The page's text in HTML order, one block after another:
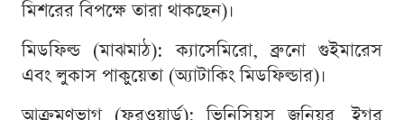
মিশরের বিপক্ষে তারা থাকছেন)।
মিডফিল্ড (মাঝমাঠ): ক্যাসেমিরো, ব্রুনো গুইমারেস
এবং লুকাস পাকুয়েতা (অ্যাটাকিং মিডফিল্ডার)।